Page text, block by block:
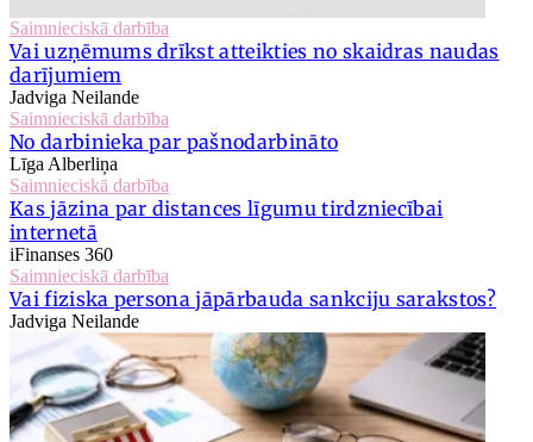
Saimnieciskā darbība
Vai uzņēmums drīkst atteikties no skaidras naudas
darījumiem
Jadviga Neilande
Saimnieciskā darbība
No darbinieka par pašnodarbināto
Līga Alberliņa
Saimnieciskā darbība
Kas jāzina par distances līgumu tirdzniecībai
internetā
iFinanses 360
Saimnieciskā darbība
Vai fiziska persona jāpārbauda sankciju sarakstos?
Jadviga Neilande